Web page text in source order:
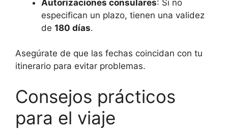
Autorizaciones consulares: Si no
especifican un plazo, tienen una validez
de 180 días.
Asegúrate de que las fechas coincidan con tu
itinerario para evitar problemas.
Consejos prácticos
para el viaje